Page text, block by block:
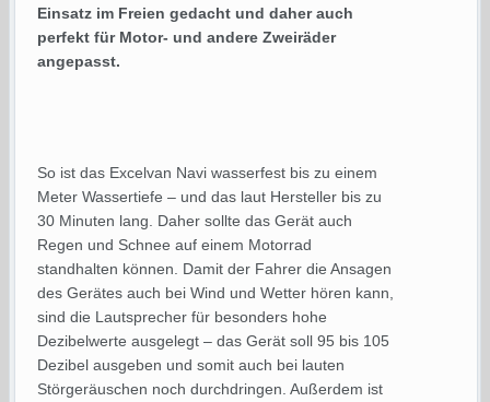
Einsatz im Freien gedacht und daher auch
perfekt für Motor- und andere Zweiräder
angepasst.
So ist das Excelvan Navi wasserfest bis zu einem
Meter Wassertiefe – und das laut Hersteller bis zu
30 Minuten lang. Daher sollte das Gerät auch
Regen und Schnee auf einem Motorrad
standhalten können. Damit der Fahrer die Ansagen
des Gerätes auch bei Wind und Wetter hören kann,
sind die Lautsprecher für besonders hohe
Dezibelwerte ausgelegt – das Gerät soll 95 bis 105
Dezibel ausgeben und somit auch bei lauten
Störgeräuschen noch durchdringen. Außerdem ist